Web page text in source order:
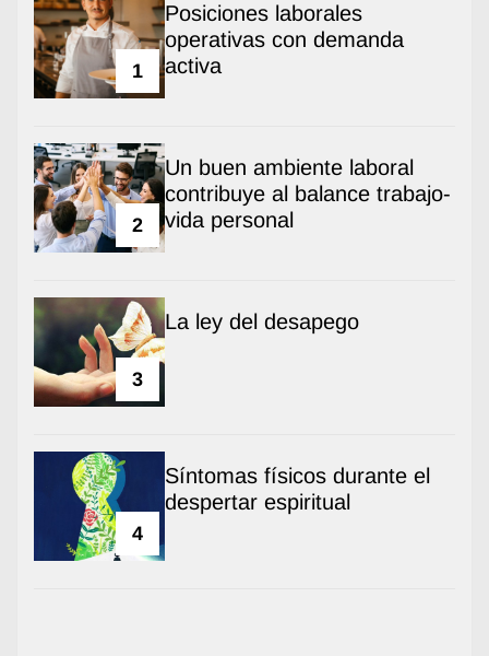
1
Posiciones laborales
operativas con demanda
activa
2
Un buen ambiente laboral
contribuye al balance trabajo-
vida personal
3
La ley del desapego
4
Síntomas físicos durante el
despertar espiritual